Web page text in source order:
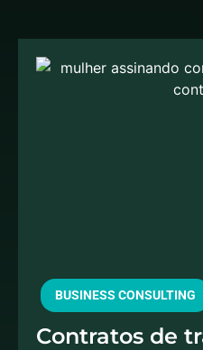
BUSINESS CONSULTING
Contratos de